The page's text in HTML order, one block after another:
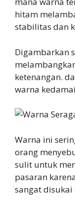
hitam
stabilitas dan
Digambarkan
ketenangan.
warna
Warna ini
orang
sulit untuk
pasaran
sangat disukai